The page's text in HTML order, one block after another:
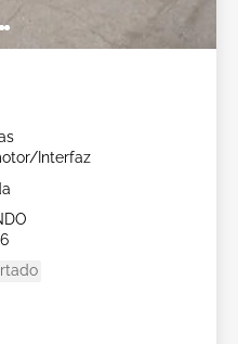
Interfaz